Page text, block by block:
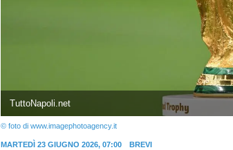
TuttoNapoli.net
© foto di www.imagephotoagency.it
MARTEDÌ 23 GIUGNO 2026, 07:00
BREVI